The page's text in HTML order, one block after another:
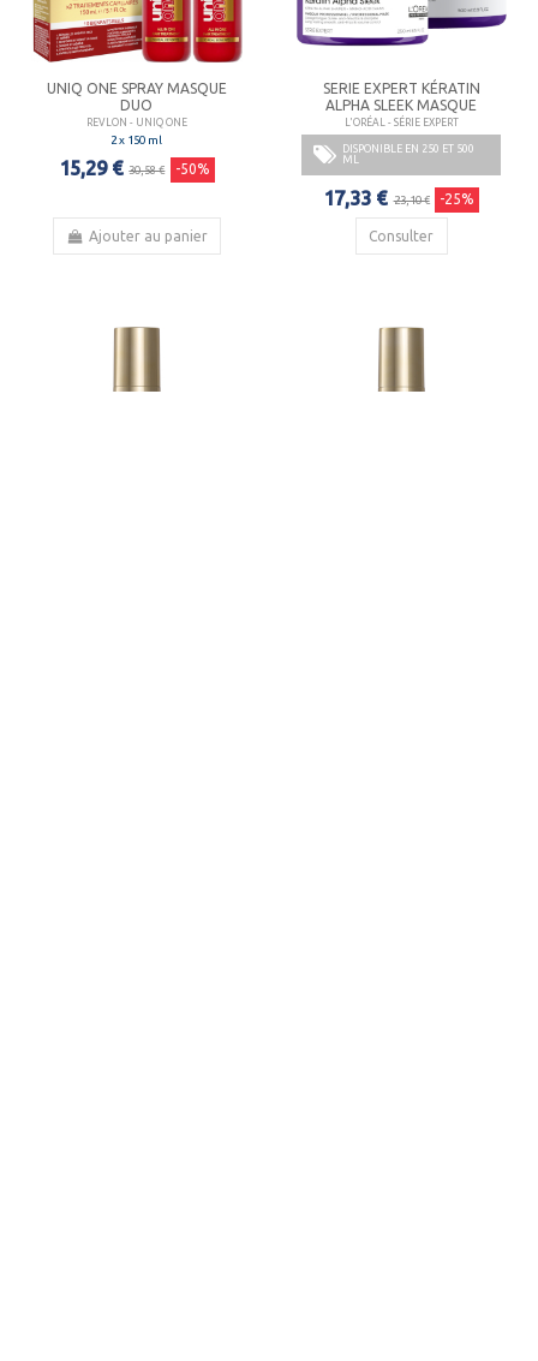
UNIQ ONE SPRAY MASQUE
DUO
REVLON - UNIQ ONE
2 x 150 ml
15,29 € 30,58 € -50%
Ajouter au panier
SERIE EXPERT KÉRATIN
ALPHA SLEEK MASQUE
L'ORÉAL - SÉRIE EXPERT
DISPONIBLE EN 250 ET 500
ML
17,33 € 23,10 € -25%
Consulter